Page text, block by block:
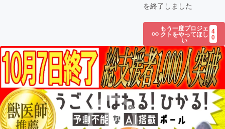
を終了しました
もう一度プロジェ
クトをやってほし
い
4
0